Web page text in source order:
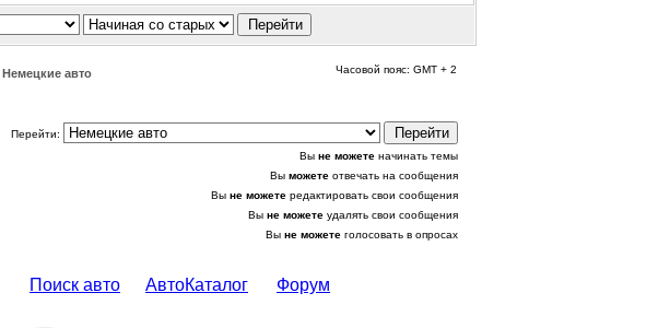
Немецкие авто Часовой пояс: GMT + 2
Перейти:
Вы не можете начинать темы
Вы можете отвечать на сообщения
Вы не можете редактировать свои сообщения
Вы не можете удалять свои сообщения
Вы не можете голосовать в опросах
Поиск авто АвтоКаталог Форум